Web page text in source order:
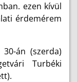
ezen kívül
érdemérem
án (szerda)
Turbéki